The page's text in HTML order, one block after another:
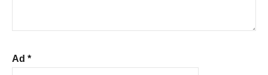
Ad *